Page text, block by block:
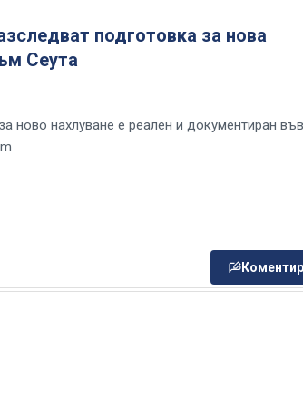
подготовка за нова
Сеута
ново нахлуване е реален и документиран във